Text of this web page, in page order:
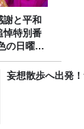
謝と平和
悼特別番
の日曜日
ンルン
送
妄想散歩へ出発